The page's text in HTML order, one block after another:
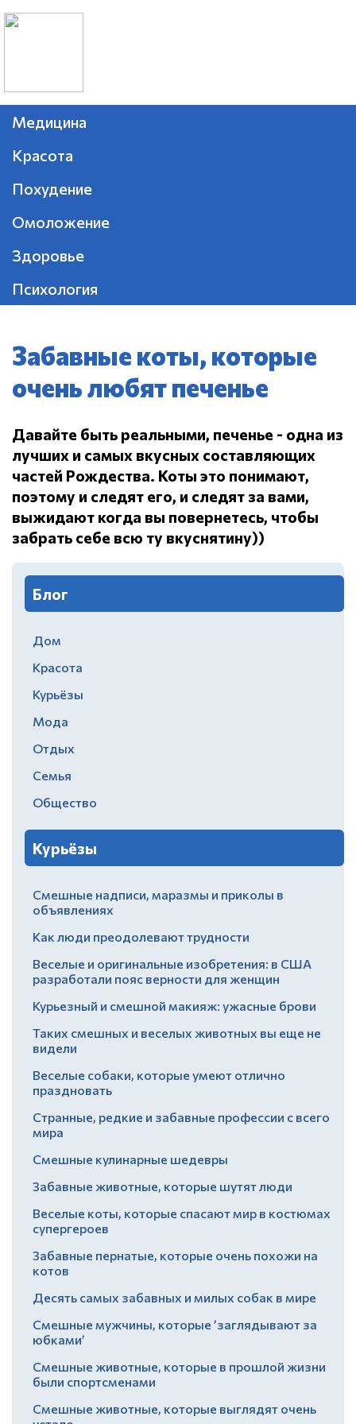
Медицина
Красота
Похудение
Омоложение
Здоровье
Психология
Забавные коты, которые
очень любят печенье
Давайте быть реальными, печенье - одна из
лучших и самых вкусных составляющих
частей Рождества. Коты это понимают,
поэтому и следят его, и следят за вами,
выжидают когда вы повернетесь, чтобы
забрать себе всю ту вкуснятину))
Блог
Дом
Красота
Курьёзы
Мода
Отдых
Семья
Общество
Курьёзы
Смешные надписи, маразмы и приколы в
объявлениях
Как люди преодолевают трудности
Веселые и оригинальные изобретения: в США
разработали пояс верности для женщин
Курьезный и смешной макияж: ужасные брови
Таких смешных и веселых животных вы еще не
видели
Веселые собаки, которые умеют отлично
праздновать
Странные, редкие и забавные профессии с всего
мира
Смешные кулинарные шедевры
Забавные животные, которые шутят люди
Веселые коты, которые спасают мир в костюмах
супергероев
Забавные пернатые, которые очень похожи на
котов
Десять самых забавных и милых собак в мире
Смешные мужчины, которые ’заглядывают за
юбками’
Смешные животные, которые в прошлой жизни
были спортсменами
Смешные животные, которые выглядят очень